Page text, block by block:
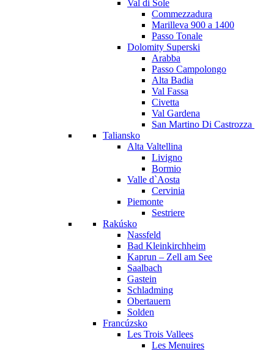
Val di Sole
Commezzadura
Marilleva 900 a 1400
Passo Tonale
Dolomity Superski
Arabba
Passo Campolongo
Alta Badia
Val Fassa
Civetta
Val Gardena
San Martino Di Castrozza
Taliansko
Alta Valtellina
Livigno
Bormio
Valle d`Aosta
Cervinia
Piemonte
Sestriere
Rakúsko
Nassfeld
Bad Kleinkirchheim
Kaprun – Zell am See
Saalbach
Gastein
Schladming
Obertauern
Solden
Francúzsko
Les Trois Vallees
Les Menuires